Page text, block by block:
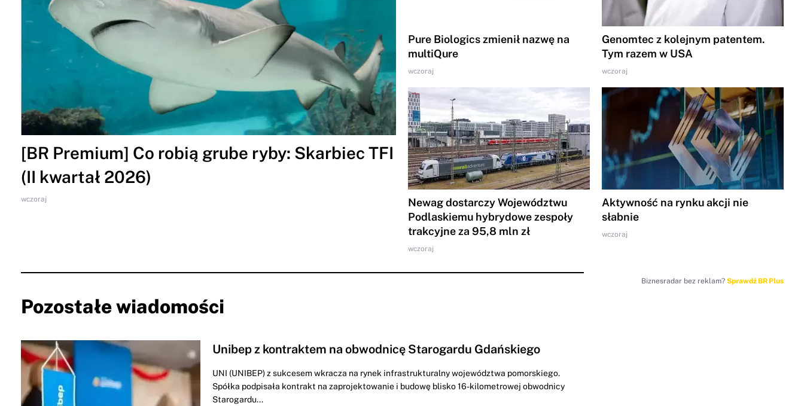
[BR Premium] Co robią grube ryby: Skarbiec TFI
(II kwartał 2026)
wczoraj
Pure Biologics zmienił nazwę na
multiQure
wczoraj
Genomtec z kolejnym patentem.
Tym razem w USA
wczoraj
Newag dostarczy Województwu
Podlaskiemu hybrydowe zespoły
trakcyjne za 95,8 mln zł
wczoraj
Aktywność na rynku akcji nie
słabnie
wczoraj
Pozostałe wiadomości
Unibep z kontraktem na obwodnicę Starogardu Gdańskiego
UNI (UNIBEP) z sukcesem wkracza na rynek infrastrukturalny województwa pomorskiego.
Spółka podpisała kontrakt na zaprojektowanie i budowę blisko 16-kilometrowej obwodnicy
Starogardu...
Biznesradar bez reklam? Sprawdź BR Plus